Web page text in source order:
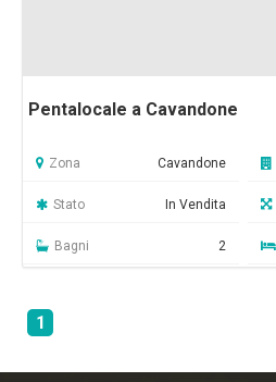
Pentalocale a Cavandone
Zona Cavandone
Stato In Vendita
Bagni 2
1